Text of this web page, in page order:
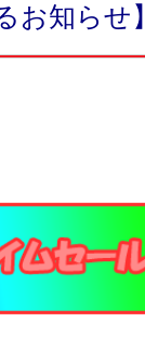
お知らせ